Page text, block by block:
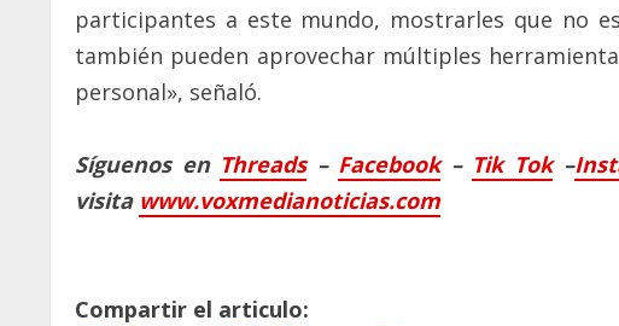
participantes a este mundo, mostrarles que no
también pueden aprovechar múltiples
personal», señaló.
Síguenos en Threads– Facebook– Tik Tok–
visita www.voxmedianoticias.com
Compartir el articulo: